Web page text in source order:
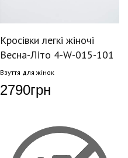
Кросівки легкі жіночі
Весна-Літо 4-W-015-101
Взуття для жінок
2790грн